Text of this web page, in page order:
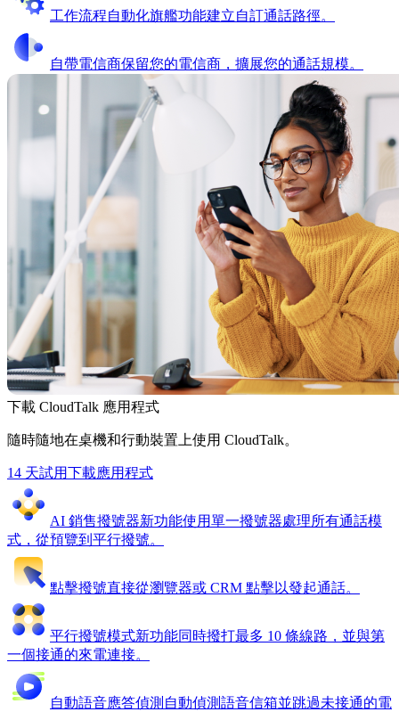
工作流程自動化旗艦功能建立自訂通話路徑。
自帶電信商保留您的電信商，擴展您的通話規模。
下載 CloudTalk 應用程式
隨時隨地在桌機和行動裝置上使用 CloudTalk。
14 天試用下載應用程式
AI 銷售撥號器新功能使用單一撥號器處理所有通話模
式，從預覽到平行撥號。
點擊撥號直接從瀏覽器或 CRM 點擊以發起通話。
平行撥號模式新功能同時撥打最多 10 條線路，並與第
一個接通的來電連接。
自動語音應答偵測 自動偵測語音信箱並跳過未接通的電